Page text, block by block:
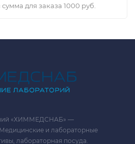
для заказа 1000 руб.
«ХИММЕДСНАБ» —
и лабораторные
лабораторная посуда.